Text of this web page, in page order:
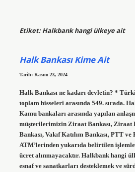
Etiket:Halkbank hangi ülkeye ait
Halk Bankası Kime Ait
Tarih: Kasım 23, 2024
Halk Bankası ne kadarı devletin? *
toplam hisseleri arasında 549. sırada.
Kamu bankaları arasında yapılan
müşterilerimizin Ziraat Bankası, Ziraat
Bankası, Vakıf Katılım Bankası, PTT ve
ATM’lerinden yukarıda belirtilen
ücret alınmayacaktır. Halkbank hangi
esnaf ve sanatkarları desteklemek ve